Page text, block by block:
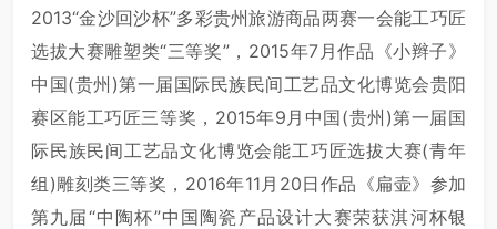
2013“金沙回沙杯”多彩贵州旅游商品两赛一会能工巧匠
选拔大赛雕塑类“三等奖”，2015年7月作品《小辫子》
中国(贵州)第一届国际民族民间工艺品文化博览会贵阳
赛区能工巧匠三等奖，2015年9月中国(贵州)第一届国
际民族民间工艺品文化博览会能工巧匠选拔大赛(青年
组)雕刻类三等奖，2016年11月20日作品《扁壶》参加
第九届“中陶杯”中国陶瓷产品设计大赛荣获淇河杯银